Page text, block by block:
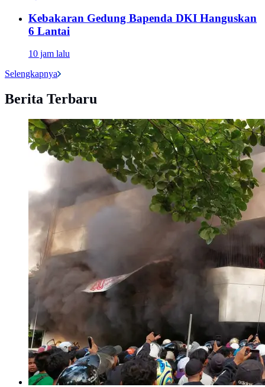
Kebakaran Gedung Bapenda DKI Hanguskan
6 Lantai
10 jam lalu
Selengkapnya
Berita Terbaru